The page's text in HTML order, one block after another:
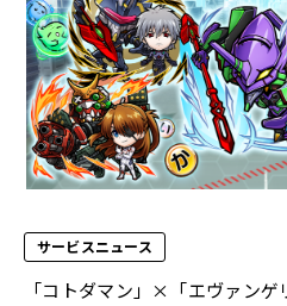
サービスニュース
「コトダマン」×「エヴァン